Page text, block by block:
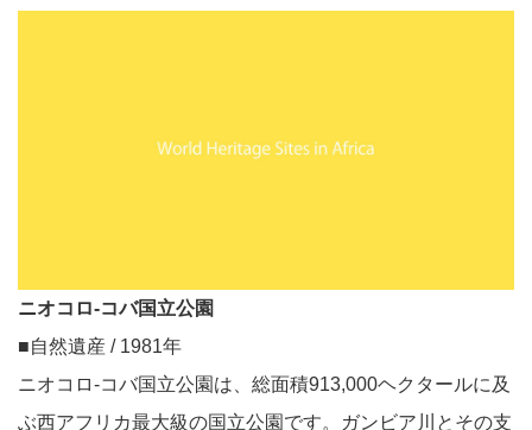
ニオコロ-コバ国立公園
■自然遺産 / 1981年
ニオコロ-コバ国立公園は、総面積913,000ヘクタールに及
ぶ西アフリカ最大級の国立公園です。ガンビア川とその支